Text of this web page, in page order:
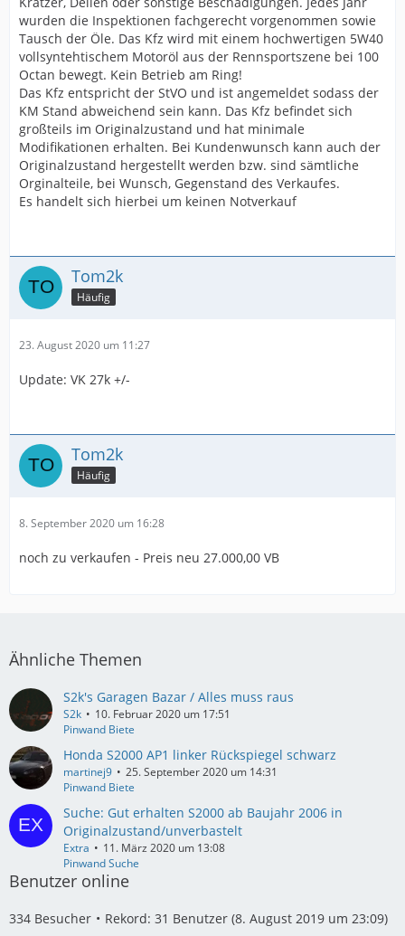
wurden die Inspektionen fachgerecht vorgenommen sowie
Tausch der Öle. Das Kfz wird mit einem hochwertigen 5W40
vollsyntehtischem Motoröl aus der Rennsportszene bei 100
Octan bewegt. Kein Betrieb am Ring!
Das Kfz entspricht der StVO und ist angemeldet sodass der
KM Stand abweichend sein kann. Das Kfz befindet sich
großteils im Originalzustand und hat minimale
Modifikationen erhalten. Bei Kundenwunsch kann auch der
Originalzustand hergestellt werden bzw. sind sämtliche
Orginalteile, bei Wunsch, Gegenstand des Verkaufes.
Es handelt sich hierbei um keinen Notverkauf
Tom2k
Häufig
23. August 2020 um 11:27
Update: VK 27k +/-
Tom2k
Häufig
8. September 2020 um 16:28
noch zu verkaufen - Preis neu 27.000,00 VB
Ähnliche Themen
S2k's Garagen Bazar / Alles muss raus
S2k
10. Februar 2020 um 17:51
Pinwand Biete
Honda S2000 AP1 linker Rückspiegel schwarz
martinej9
25. September 2020 um 14:31
Pinwand Biete
Suche: Gut erhalten S2000 ab Baujahr 2006 in
Originalzustand/unverbastelt
Extra
11. März 2020 um 13:08
Pinwand Suche
Benutzer online
334 Besucher Rekord: 31 Benutzer (8. August 2019 um 23:09)